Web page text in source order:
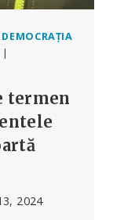
DEMOCRAȚIA
|
termen
2024